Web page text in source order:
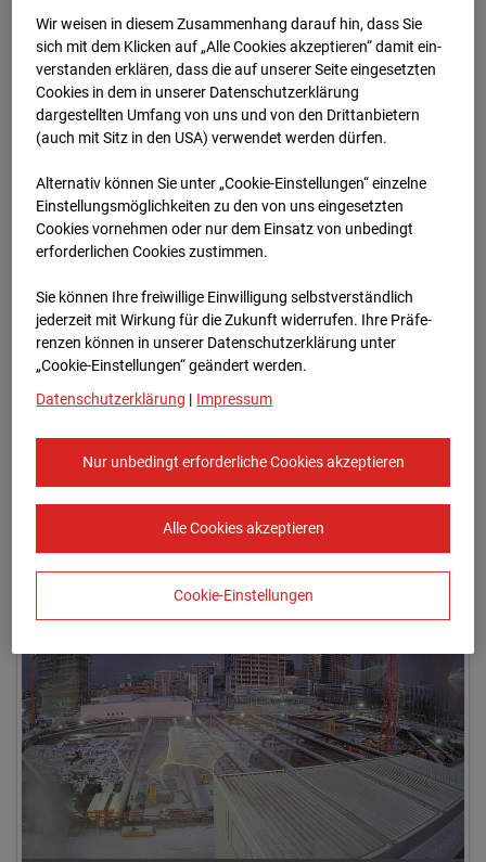
04.01.2026 07:30
04.01.2026 08:00
Wir weisen in diesem Zusammenhang darauf hin, dass Sie
sich mit dem Klicken auf „Alle Cookies akzeptieren“ damit ein­
ver­standen erklären, dass die auf unserer Seite eingesetzten
Cookies in dem in unserer Datenschutzerklärung
dargestellten Umfang von uns und von den Drittanbietern
(auch mit Sitz in den USA) verwendet werden dürfen.
Alternativ können Sie unter „Cookie-Einstellungen“ einzelne
Einstellungsmöglichkeiten zu den von uns eingesetzten
Cookies vornehmen oder nur dem Einsatz von unbedingt
erforderlichen Cookies zustimmen.
Sie können Ihre freiwillige Einwilligung selbstverständlich
jederzeit mit Wirkung für die Zukunft widerrufen. Ihre Prä­fe­
renzen können in unserer Datenschutzerklärung unter
„Cookie-Einstellungen“ geändert werden.
Datenschutzerklärung | Impressum
Nur unbedingt erforderliche Cookies akzeptieren
Alle Cookies akzeptieren
Cookie-Einstellungen